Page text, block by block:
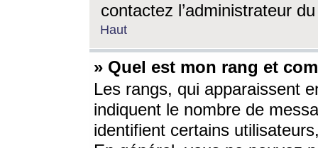
contactez l’administrateur
Haut
» Quel est mon rang et
Les rangs, qui apparaissent
indiquent le nombre de
identifient certains